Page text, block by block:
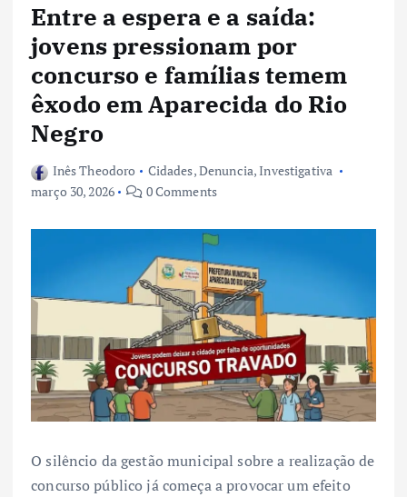
Entre a espera e a saída:
jovens pressionam por
concurso e famílias temem
êxodo em Aparecida do Rio
Negro
Inês Theodoro Cidades,Denuncia,Investigativa
março 30, 2026
0 Comments
O silêncio da gestão municipal sobre a realização de
concurso público já começa a provocar um efeito